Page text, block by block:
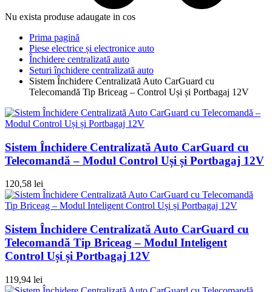
Nu exista produse adaugate in cos
Prima pagină
Piese electrice și electronice auto
Închidere centralizată auto
Seturi închidere centralizată auto
Sistem Închidere Centralizată Auto CarGuard cu
Telecomandă Tip Briceag – Control Uși și Portbagaj 12V
Sistem Închidere Centralizată Auto CarGuard cu
Telecomandă – Modul Control Uși și Portbagaj 12V
120,58 lei
Sistem Închidere Centralizată Auto CarGuard cu
Telecomandă Tip Briceag – Modul Inteligent
Control Uși și Portbagaj 12V
119,94 lei